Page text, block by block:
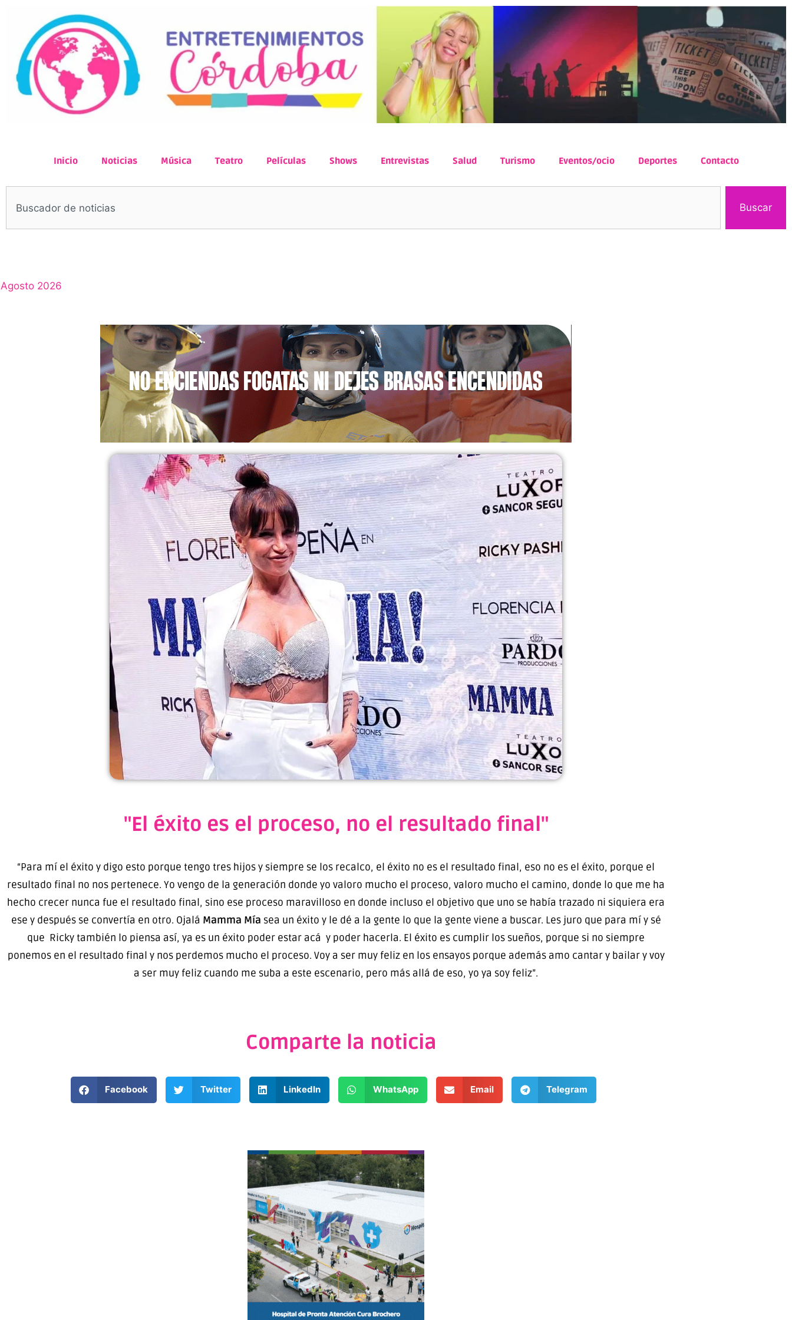
Inicio Noticias Música Teatro Películas Shows Entrevistas Salud Turismo Eventos/ocio Deportes Contacto
Buscar
Agosto 2026
"El éxito es el proceso, no el resultado final"
“Para mí el éxito y digo esto porque tengo tres hijos y siempre se los recalco, el éxito no es el resultado final, eso no es el éxito, porque el
resultado final no nos pertenece. Yo vengo de la generación donde yo valoro mucho el proceso, valoro mucho el camino, donde lo que me ha
hecho crecer nunca fue el resultado final, sino ese proceso maravilloso en donde incluso el objetivo que uno se había trazado ni siquiera era
ese y después se convertía en otro. Ojalá Mamma Mía sea un éxito y le dé a la gente lo que la gente viene a buscar. Les juro que para mí y sé
que Ricky también lo piensa así, ya es un éxito poder estar acá y poder hacerla. El éxito es cumplir los sueños, porque si no siempre
ponemos en el resultado final y nos perdemos mucho el proceso. Voy a ser muy feliz en los ensayos porque además amo cantar y bailar y voy
a ser muy feliz cuando me suba a este escenario, pero más allá de eso, yo ya soy feliz”.
Comparte la noticia
Facebook Twitter LinkedIn WhatsApp Email Telegram